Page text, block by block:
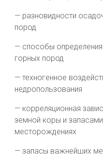
— разновидности
пород
— способы
горных пород
— техногенное
недропользования
— корреляционная
земной коры и
месторождениях
— запасы важнейших